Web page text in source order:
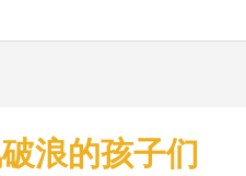
浪的孩子们